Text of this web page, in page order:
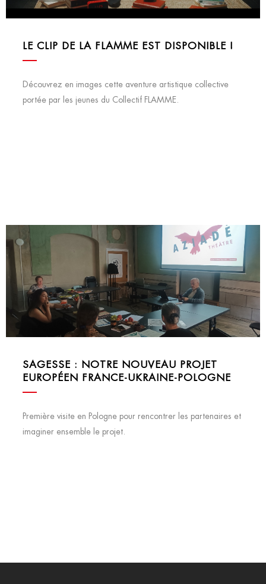
LE CLIP DE LA FLAMME EST DISPONIBLE !
Découvrez en images cette aventure artistique collective
portée par les jeunes du Collectif FLAMME.
SAGESSE : NOTRE NOUVEAU PROJET
EUROPÉEN FRANCE-UKRAINE-POLOGNE
Première visite en Pologne pour rencontrer les partenaires et
imaginer ensemble le projet.